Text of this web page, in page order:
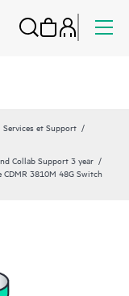
Services et Support
Collab Support 3 year
3810M 48G Switch